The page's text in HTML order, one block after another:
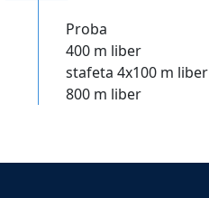
Proba
400 m liber
stafeta 4x100 m liber
800 m liber